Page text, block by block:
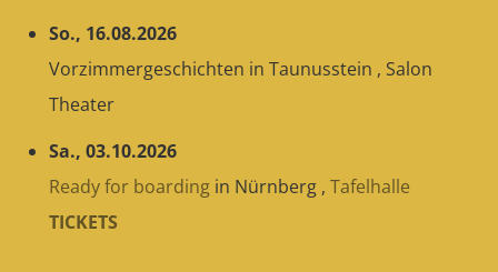
So., 16.08.2026
Vorzimmergeschichten in Taunusstein , Salon
Theater
Sa., 03.10.2026
Ready for boarding in Nürnberg , Tafelhalle
TICKETS